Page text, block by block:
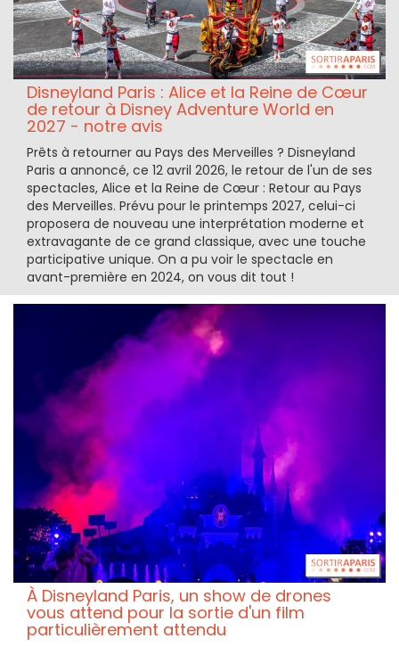
Disneyland Paris : Alice et la Reine de Cœur
de retour à Disney Adventure World en
2027 - notre avis
Prêts à retourner au Pays des Merveilles ? Disneyland
Paris a annoncé, ce 12 avril 2026, le retour de l'un de ses
spectacles, Alice et la Reine de Cœur : Retour au Pays
des Merveilles. Prévu pour le printemps 2027, celui-ci
proposera de nouveau une interprétation moderne et
extravagante de ce grand classique, avec une touche
participative unique. On a pu voir le spectacle en
avant-première en 2024, on vous dit tout !
À Disneyland Paris, un show de drones
vous attend pour la sortie d'un film
particulièrement attendu